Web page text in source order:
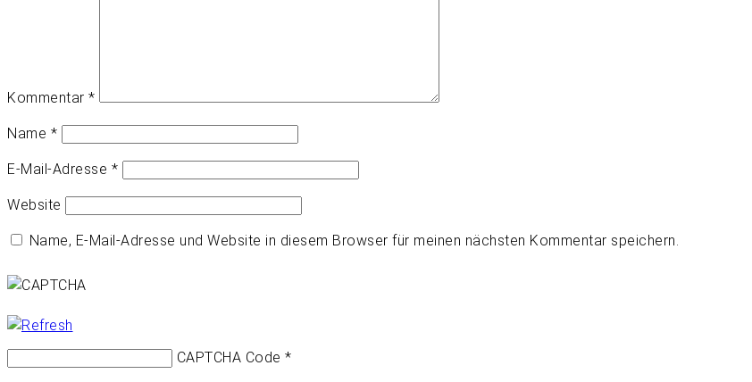
Kommentar *
Name *
E-Mail-Adresse *
Website
Name, E-Mail-Adresse und Website in diesem Browser für meinen nächsten Kommentar speichern.
CAPTCHA Code *